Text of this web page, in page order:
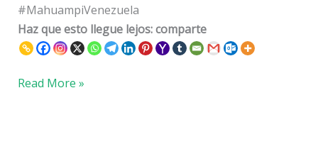
#MahuampiVenezuela
Haz que esto llegue lejos: comparte
Read More »